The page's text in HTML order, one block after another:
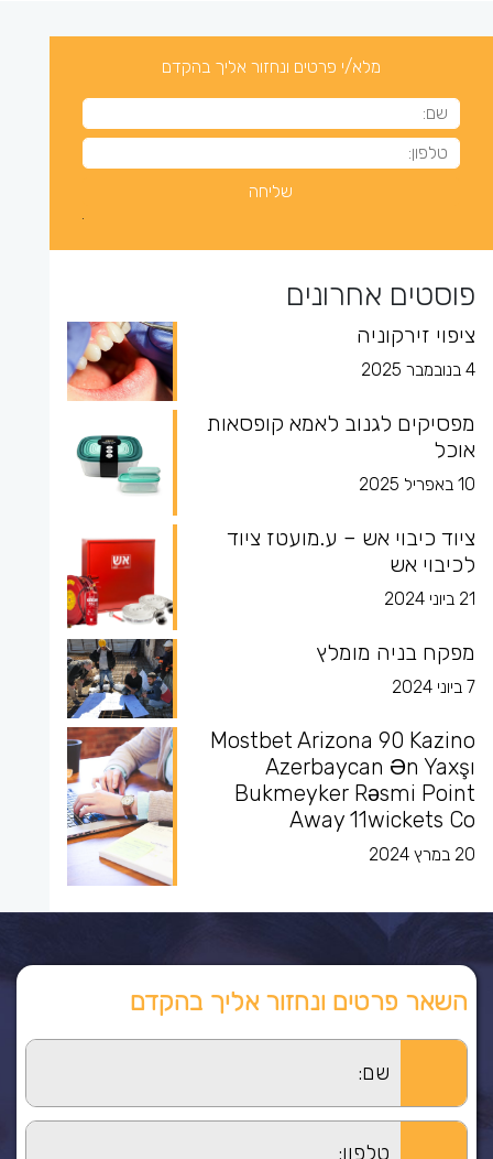
מלא/י פרטים ונחזור אליך בהקדם
פוסטים אחרונים
ציפוי זירקוניה
4 בנובמבר 2025
מפסיקים לגנוב לאמא קופסאות
אוכל
10 באפריל 2025
ציוד כיבוי אש – ע.מועטז ציוד
לכיבוי אש
21 ביוני 2024
מפקח בניה מומלץ
7 ביוני 2024
Mostbet Arizona 90 Kazino
Azerbaycan Ən Yaxşı
Bukmeyker Rəsmi Point
Away 11wickets Co
20 במרץ 2024
השאר פרטים ונחזור אליך בהקדם